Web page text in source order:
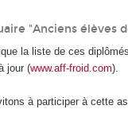
"Anciens élèves
la liste de ces
jour (www.aff-froid.com).
à participer à cette